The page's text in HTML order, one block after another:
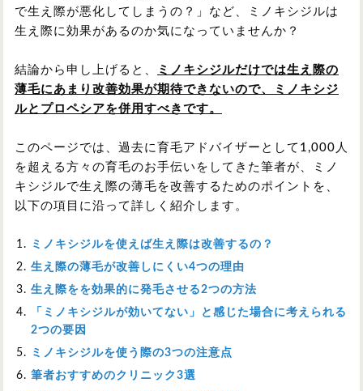
で生え際が悪化してしまうの？」など、ミノキシジルは
生え際に効果があるのか気になっていませんか？
結論から申し上げると、
ミノキシジルだけでは生え際の
薄毛にあまり改善効果が期待できないので、ミノキシジ
ルとプロペシアを併用すべきです。
このページでは、過去に育毛アドバイザーとして1,000人
を超える方々の育毛のお手伝いをしてきた筆者が、ミノ
キシジルで生え際の薄毛を改善するためのポイントを、
以下の項目に沿って詳しく紹介します。
ミノキシジルを使えば生え際は改善するの？
生え際の薄毛が改善しにくい4つの理由
生え際をを効果的に発毛させる2つの方法
「ミノキシジルが効いてない」と感じた場合に考えられる
2つの要因
ミノキシジルを使う際の3つの注意点
筆者おすすめのクリニック3選
育毛剤